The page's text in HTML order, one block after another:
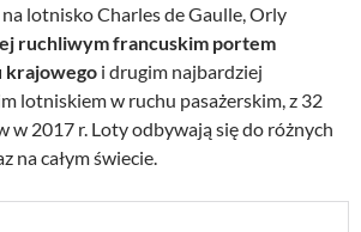
lotnisko Charles de Gaulle, Orly
ruchliwym francuskim portem
krajowego i drugim najbardziej
lotniskiem w ruchu pasażerskim, z 32
w 2017 r. Loty odbywają się do różnych
na całym świecie.